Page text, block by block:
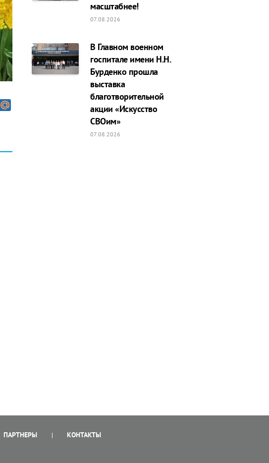
масштабнее!
07.08.2026
В Главном военном
госпитале имени Н.Н.
Бурденко прошла
выставка
благотворительной
акции «Искусство
СВОим»
07.08.2026
ПАРТНЕРЫ КОНТАКТЫ